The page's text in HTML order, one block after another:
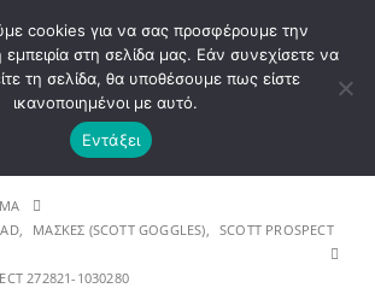
ΚΑΛΩΣ ΗΡΘΑΤΕ ΣΤΟ E-SHOP ΜΟΤΟ ΠΗΓΑΣΟΣ !
ΕΛΛΑΔΟΣ ΤΩΝ
, ΜΑΣΚΕΣ (SCOTT GOGGLES), SCOTT PROSPECT
272821-1030280
cookies για να σας προσφέρουμε την
στη σελίδα μας. Εάν συνεχίσετε να
τη σελίδα, θα υποθέσουμε πως είστε
ικανοποιημένοι με αυτό.
Εντάξει